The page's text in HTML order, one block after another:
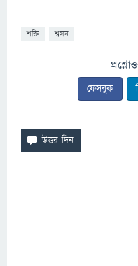
শক্তি শ্বসন
ফেসবুক